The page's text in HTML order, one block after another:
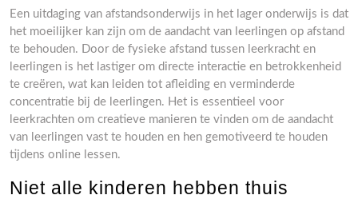
Een uitdaging van afstandsonderwijs in het lager onderwijs is dat
het moeilijker kan zijn om de aandacht van leerlingen op afstand
te behouden. Door de fysieke afstand tussen leerkracht en
leerlingen is het lastiger om directe interactie en betrokkenheid
te creëren, wat kan leiden tot afleiding en verminderde
concentratie bij de leerlingen. Het is essentieel voor
leerkrachten om creatieve manieren te vinden om de aandacht
van leerlingen vast te houden en hen gemotiveerd te houden
tijdens online lessen.
Niet alle kinderen hebben thuis